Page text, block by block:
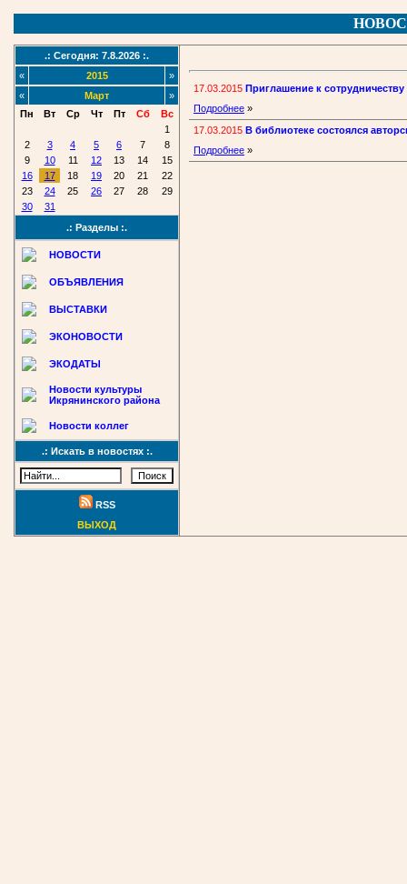
.: Сегодня: 7.8.2026 :.
«
2015
»
«
Март
»
Пн
Вт Ср Чт Пт Сб
Вс
1
2
3 4 5 6 7
8
9
10 11 12 13 14
15
16
17 18 19 20 21
22
23
24 25 26 27 28
29
30
31
.: Разделы :.
НОВОСТИ
ОБЪЯВЛЕНИЯ
ВЫСТАВКИ
ЭКОНОВОСТИ
ЭКОДАТЫ
Новости культуры
Икрянинского района
Новости коллег
.: Искать в новостях :.
RSS
ВЫХОД
17.03.2015 Приглашение к сотрудничеству
Подробнее »
17.03.2015 В библиотеке состоялся
Подробнее »